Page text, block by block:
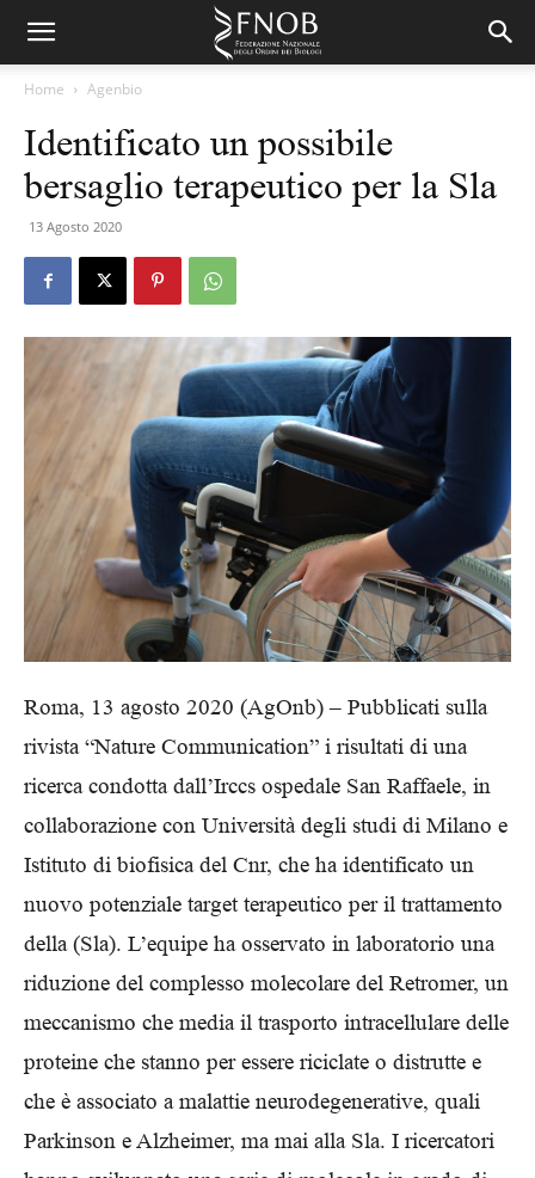
Home Agenbio
Identificato un possibile
bersaglio terapeutico per la Sla
13 Agosto 2020
Roma, 13 agosto 2020 (AgOnb) – Pubblicati sulla
rivista “Nature Communication” i risultati di una
ricerca condotta dall’Irccs ospedale San Raffaele, in
collaborazione con Università degli studi di Milano e
Istituto di biofisica del Cnr, che ha identificato un
nuovo potenziale target terapeutico per il trattamento
della (Sla). L’equipe ha osservato in laboratorio una
riduzione del complesso molecolare del Retromer, un
meccanismo che media il trasporto intracellulare delle
proteine che stanno per essere riciclate o distrutte e
che è associato a malattie neurodegenerative, quali
Parkinson e Alzheimer, ma mai alla Sla. I ricercatori